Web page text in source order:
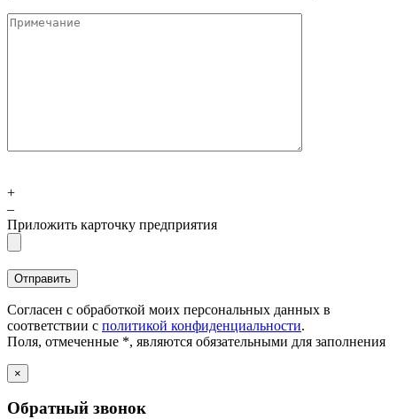
+
–
Приложить карточку предприятия
Согласен с обработкой моих персональных данных в
соответствии с политикой конфиденциальности.
Поля, отмеченные *, являются обязательными для заполнения
×
Обратный звонок